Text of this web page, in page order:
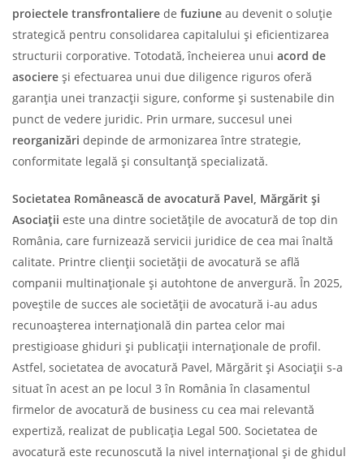
proiectele transfrontaliere de fuziune au devenit o soluție
strategică pentru consolidarea capitalului și eficientizarea
structurii corporative. Totodată, încheierea unui acord de
asociere și efectuarea unui due diligence riguros oferă
garanția unei tranzacții sigure, conforme și sustenabile din
punct de vedere juridic. Prin urmare, succesul unei
reorganizări depinde de armonizarea între strategie,
conformitate legală și consultanță specializată.
Societatea Românească de avocatură Pavel, Mărgărit și
Asociații este una dintre societățile de avocatură de top din
România, care furnizează servicii juridice de cea mai înaltă
calitate. Printre clienții societății de avocatură se află
companii multinaționale și autohtone de anvergură. În 2025,
poveștile de succes ale societății de avocatură i-au adus
recunoașterea internațională din partea celor mai
prestigioase ghiduri și publicații internaționale de profil.
Astfel, societatea de avocatură Pavel, Mărgărit și Asociații s-a
situat în acest an pe locul 3 în România în clasamentul
firmelor de avocatură de business cu cea mai relevantă
expertiză, realizat de publicația Legal 500. Societatea de
avocatură este recunoscută la nivel internațional și de ghidul